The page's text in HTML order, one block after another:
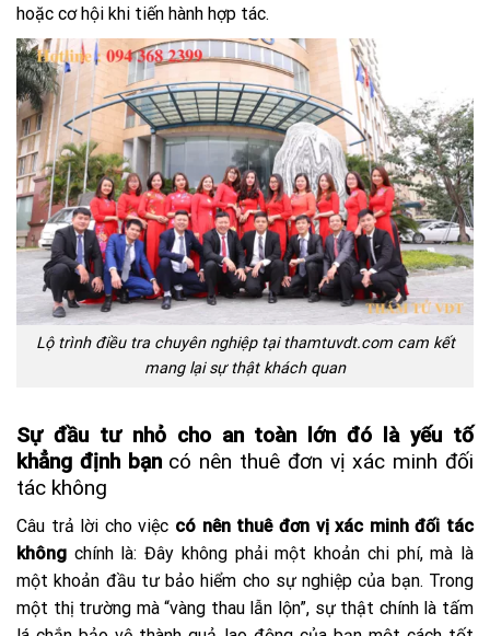
hoặc cơ hội khi tiến hành hợp tác.
Lộ trình điều tra chuyên nghiệp tại thamtuvdt.com cam kết
mang lại sự thật khách quan
Sự đầu tư nhỏ cho an toàn lớn đó là yếu tố
khẳng định bạn có nên thuê đơn vị xác minh đối
tác không
Câu trả lời cho việc có nên thuê đơn vị xác minh đối tác
không chính là: Đây không phải một khoản chi phí, mà là
một khoản đầu tư bảo hiểm cho sự nghiệp của bạn. Trong
một thị trường mà “vàng thau lẫn lộn”, sự thật chính là tấm